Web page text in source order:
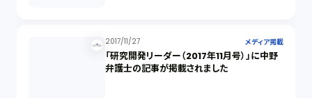
2017/11/27 メディア掲載
「研究開発リーダー（2017年11月号）」に中野
弁護士の記事が掲載されました